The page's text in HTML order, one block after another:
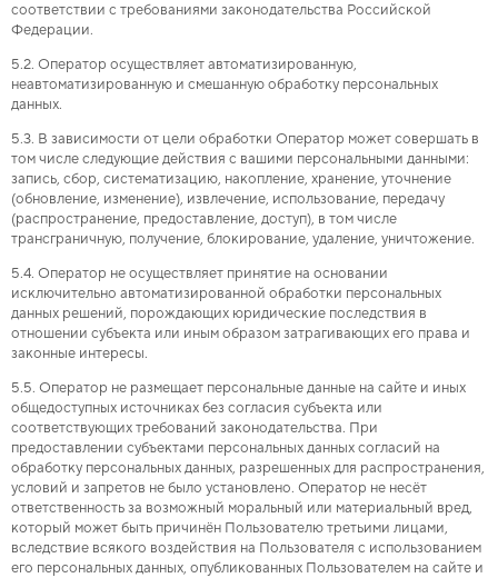
соответствии с требованиями законодательства Российской
Федерации.
5.2. Оператор осуществляет автоматизированную,
неавтоматизированную и смешанную обработку персональных
данных.
5.3. В зависимости от цели обработки Оператор может совершать в
том числе следующие действия с вашими персональными данными:
запись, сбор, систематизацию, накопление, хранение, уточнение
(обновление, изменение), извлечение, использование, передачу
(распространение, предоставление, доступ), в том числе
трансграничную, получение, блокирование, удаление, уничтожение.
5.4. Оператор не осуществляет принятие на основании
исключительно автоматизированной обработки персональных
данных решений, порождающих юридические последствия в
отношении субъекта или иным образом затрагивающих его права и
законные интересы.
5.5. Оператор не размещает персональные данные на сайте и иных
общедоступных источниках без согласия субъекта или
соответствующих требований законодательства. При
предоставлении субъектами персональных данных согласий на
обработку персональных данных, разрешенных для распространения,
условий и запретов не было установлено. Оператор не несёт
ответственность за возможный моральный или материальный вред,
который может быть причинён Пользователю третьими лицами,
вследствие всякого воздействия на Пользователя с использованием
его персональных данных, опубликованных Пользователем на сайте и